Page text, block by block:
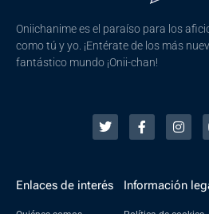
Oniichanime es el paraíso para los
como tú y yo. ¡Entérate de los más
fantástico mundo ¡Onii-chan!
Enlaces de interés Información